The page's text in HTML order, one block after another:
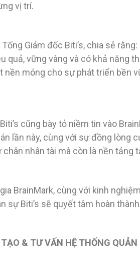
vị trí.
Tổng Giám đốc Biti’s, chia sẻ
quả, vững vàng và có khả năng
nền móng cho sự phát triển bền
cũng bày tỏ niềm tin vào
lần này, cùng với sự đồng lòng
nhân tài mà còn là nền
BrainMark, cùng với kinh
sự Biti’s sẽ quyết tâm hoàn
& TƯ VẤN HỆ THỐNG QUẢN